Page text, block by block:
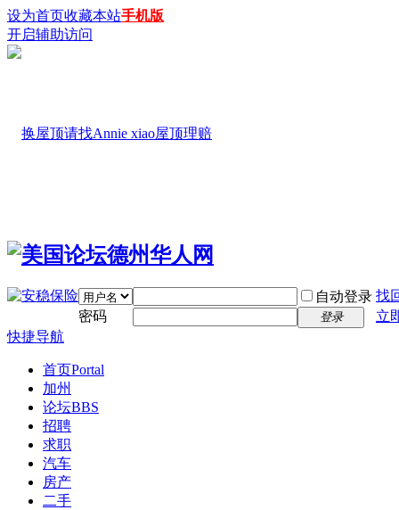
设为首页收藏本站手机版
开启辅助访问
自动登录 找
密码
登录
立
快捷导航
首页Portal
加州
论坛BBS
招聘
求职
汽车
房产
二手